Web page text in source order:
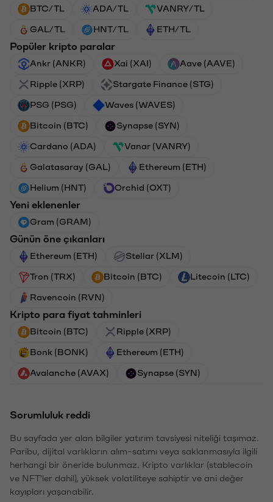
BTC/TL ADA/TL VANRY/TL
GAL/TL HNT/TL ETH/TL
Popüler kripto paralar
Ankr (ANKR) Xai (XAI) Aave (AAVE)
Ripple (XRP) Stargate Finance (STG)
PSG (PSG) Waves (WAVES)
Bitcoin (BTC) Synapse (SYN)
Cardano (ADA) Vanar (VANRY)
Galatasaray (GAL) Ethereum (ETH)
Helium (HNT) Orchid (OXT)
Yeni eklenenler
Gram (GRAM)
Günün öne çıkanları
Ethereum (ETH) Stellar (XLM)
Tron (TRX) Bitcoin (BTC) Litecoin (LTC)
Ravencoin (RVN)
Kripto para fiyat tahminleri
Bitcoin (BTC) Ripple (XRP)
Bonk (BONK) Ethereum (ETH)
Avalanche (AVAX) Synapse (SYN)
Sorumluluk reddi
Bu sayfada yer alan bilgiler yatırım tavsiyesi niteliği taşımaz.
Paribu, dijital varlıkların alım-satımı veya saklanmasıyla ilgili
herhangi bir öneride bulunmaz. Kripto varlıklar (stablecoin
ve NFT'ler dahil), yüksek volatiliteye sahiptir ve ani değer
kayıpları yaşanabilir.